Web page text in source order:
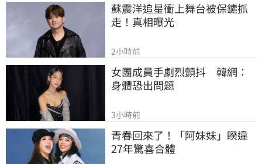
蘇震洋追星衝上舞台被保鑣抓
走！真相曝光
2小時前
女團成員手劇烈顫抖　韓網：
身體恐出問題
3小時前
青春回來了！「阿妹妹」睽違
27年驚喜合體